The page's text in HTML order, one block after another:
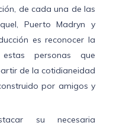
de cada una de las
Puerto Madryn y
es reconocer la
personas que
de la cotidianeidad
por amigos y
su necesaria